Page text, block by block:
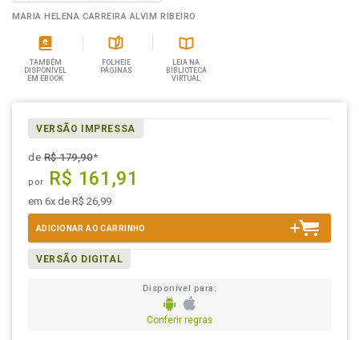
MARIA HELENA CARREIRA ALVIM RIBEIRO
TAMBÉM
DISPONÍVEL
EM EBOOK
FOLHEIE
PÁGINAS
LEIA NA
BIBLIOTECA
VIRTUAL
VERSÃO IMPRESSA
deR$ 179,90*
por R$ 161,91
em 6x de R$ 26,99
ADICIONAR AO CARRINHO
VERSÃO DIGITAL
Disponível para:
Conferir regras